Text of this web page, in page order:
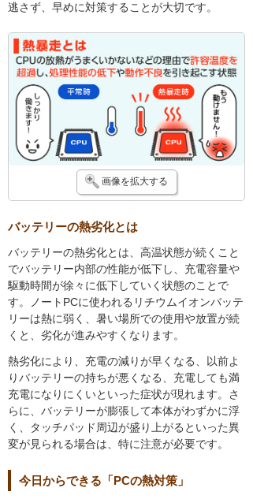
逃さず、早めに対策することが大切です。
画像を拡大する
バッテリーの熱劣化とは
バッテリーの熱劣化とは、高温状態が続くこと
でバッテリー内部の性能が低下し、充電容量や
駆動時間が徐々に低下していく状態のことで
す。ノートPCに使われるリチウムイオンバッテ
リーは熱に弱く、暑い場所での使用や放置が続
くと、劣化が進みやすくなります。
熱劣化により、充電の減りが早くなる、以前よ
りバッテリーの持ちが悪くなる、充電しても満
充電になりにくいといった症状が現れます。さ
らに、バッテリーが膨張して本体がわずかに浮
く、タッチパッド周辺が盛り上がるといった異
変が見られる場合は、特に注意が必要です。
今日からできる「PCの熱対策」